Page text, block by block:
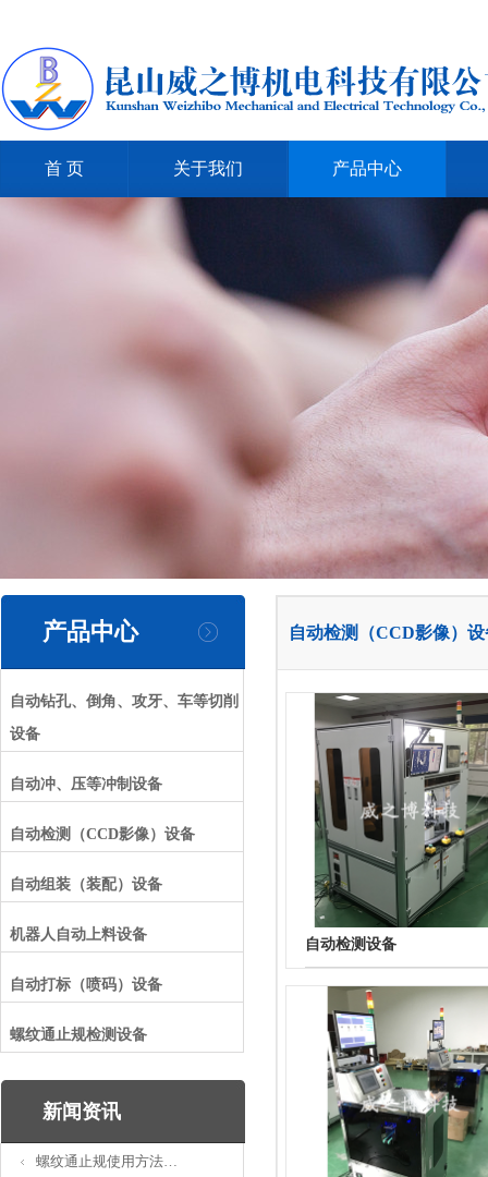
首 页 关于我们 产品中心
产品中心
自动钻孔、倒角、攻牙、车等切削
设备
自动冲、压等冲制设备
自动检测（CCD影像）设备
自动组装（装配）设备
机器人自动上料设备
自动打标（喷码）设备
螺纹通止规检测设备
新闻资讯
螺纹通止规使用方法…
自动检测（CCD影像）设
自动检测设备